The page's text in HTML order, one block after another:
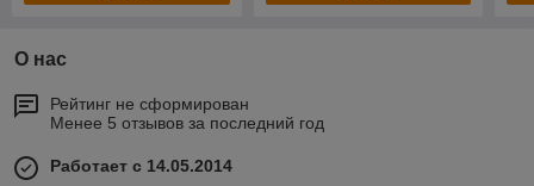
О нас
Рейтинг не сформирован
Менее 5 отзывов за последний год
Работает с 14.05.2014